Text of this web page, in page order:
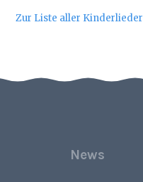
Zur Liste aller Kinderlieder
News